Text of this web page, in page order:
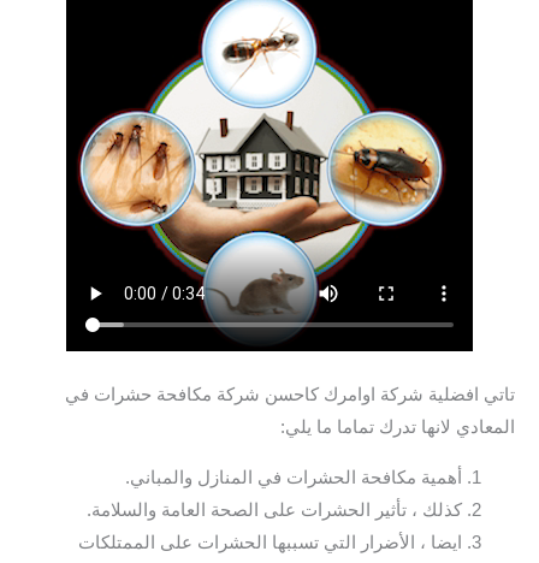
تاتي افضلية شركة اوامرك كاحسن شركة مكافحة حشرات في
المعادي لانها تدرك تماما ما يلي:
أهمية مكافحة الحشرات في المنازل والمباني.
كذلك ، تأثير الحشرات على الصحة العامة والسلامة.
ايضا ، الأضرار التي تسببها الحشرات على الممتلكات